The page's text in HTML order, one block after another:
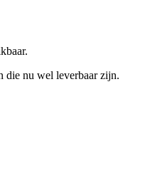
die nu wel leverbaar zijn.